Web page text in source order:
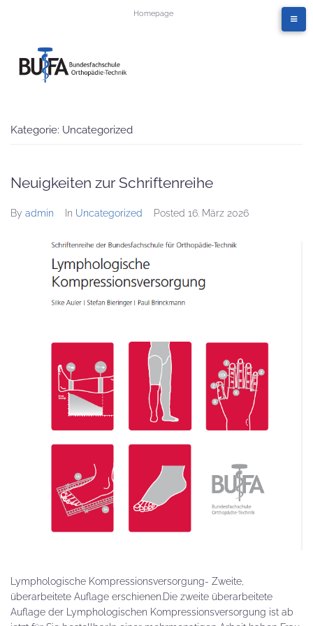
Homepage
Kategorie: Uncategorized
Neuigkeiten zur Schriftenreihe
By admin In Uncategorized Posted 16. März 2026
Lymphologische Kompressionsversorgung- Zweite,
überarbeitete Auflage erschienen.Die zweite überarbeitete
Auflage der Lymphologischen Kompressionsversorgung ist ab